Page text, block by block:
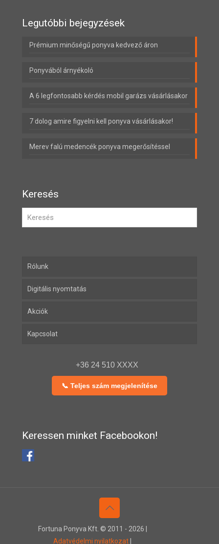
Legutóbbi bejegyzések
Prémium minőségű ponyva kedvező áron
Ponyvából árnyékoló
A 6 legfontosabb kérdés mobil garázs vásárlásakor
7 dolog amire figyelni kell ponyva vásárlásakor!
Merev falú medencék ponyva megerősítéssel
Keresés
Rólunk
Digitális nyomtatás
Akciók
Kapcsolat
+36 24 510 XXXX
📞 Teljes szám megjelenítése
Keressen minket Facebookon!
Fortuna Ponyva Kft. © 2011 - 2026 |
Adatvédelmi nyilatkozat